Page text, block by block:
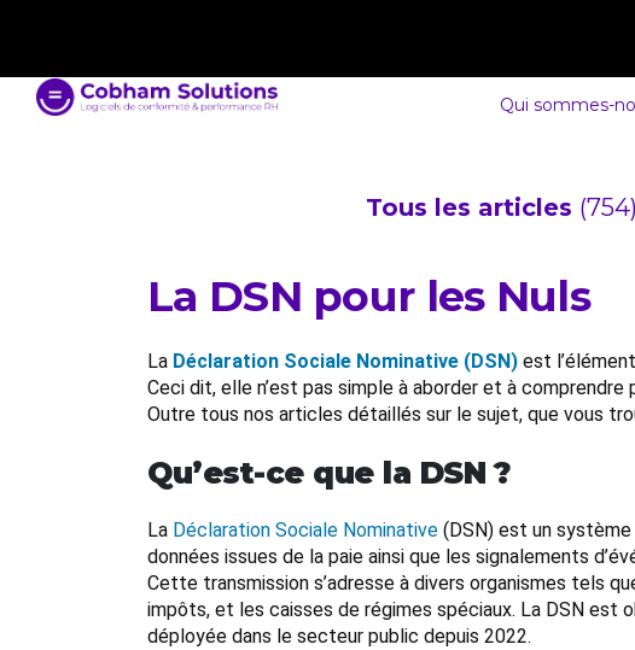
Qui sommes-
Tous les articles (754)
La DSN pour les Nuls
La Déclaration Sociale Nominative (DSN) est
Ceci dit, elle n’est pas simple à aborder et à
Outre tous nos articles détaillés sur le sujet, que vous
Qu’est-ce que la DSN ?
La Déclaration Sociale Nominative (DSN) est un
données issues de la paie ainsi que les signalements
Cette transmission s’adresse à divers organismes tels
impôts, et les caisses de régimes spéciaux. La DSN
déployée dans le secteur public depuis 2022.